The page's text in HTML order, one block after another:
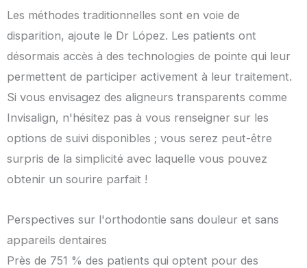
Les méthodes traditionnelles sont en voie de
disparition, ajoute le Dr López. Les patients ont
désormais accès à des technologies de pointe qui leur
permettent de participer activement à leur traitement.
Si vous envisagez des aligneurs transparents comme
Invisalign, n'hésitez pas à vous renseigner sur les
options de suivi disponibles ; vous serez peut-être
surpris de la simplicité avec laquelle vous pouvez
obtenir un sourire parfait !
Perspectives sur l'orthodontie sans douleur et sans
appareils dentaires
Près de 751 % des patients qui optent pour des